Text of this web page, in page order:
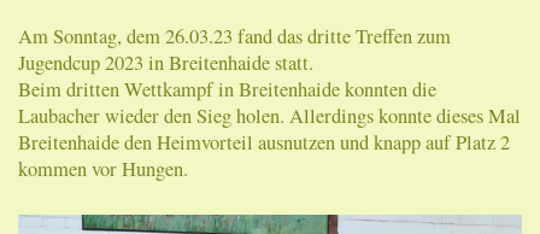
Am Sonntag, dem 26.03.23 fand das dritte Treffen zum
Jugendcup 2023 in Breitenhaide statt.
Beim dritten Wettkampf in Breitenhaide konnten die
Laubacher wieder den Sieg holen. Allerdings konnte dieses Mal
Breitenhaide den Heimvorteil ausnutzen und knapp auf Platz 2
kommen vor Hungen.